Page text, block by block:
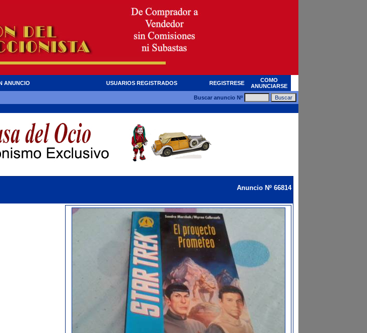
ANUNCIO USUARIOS REGISTRADOS REGISTRESE
COMO
ANUNCIARSE
Buscar anuncio Nº
Anuncio Nº 66814